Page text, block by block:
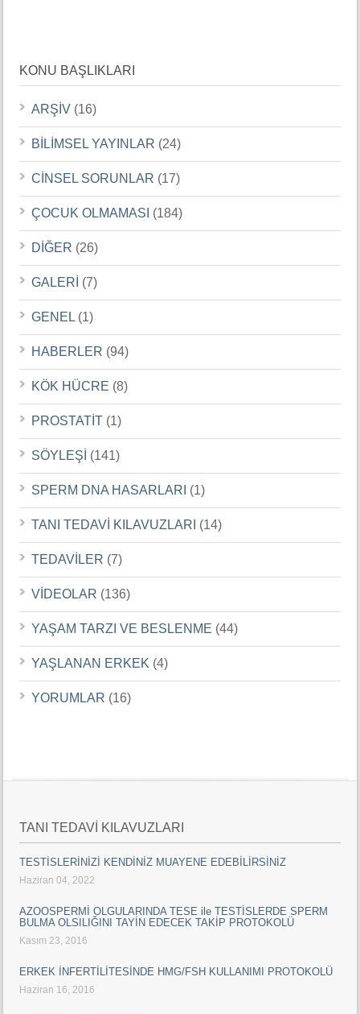
KONU BAŞLIKLARI
ARŞİV (16)
BİLİMSEL YAYINLAR (24)
CİNSEL SORUNLAR (17)
ÇOCUK OLMAMASI (184)
DİĞER (26)
GALERİ (7)
GENEL (1)
HABERLER (94)
KÖK HÜCRE (8)
PROSTATİT (1)
SÖYLEŞİ (141)
SPERM DNA HASARLARI (1)
TANI TEDAVİ KILAVUZLARI (14)
TEDAVİLER (7)
VİDEOLAR (136)
YAŞAM TARZI VE BESLENME (44)
YAŞLANAN ERKEK (4)
YORUMLAR (16)
TANI TEDAVİ KILAVUZLARI
TESTİSLERİNİZİ KENDİNİZ MUAYENE EDEBİLİRSİNİZ
Haziran 04, 2022
AZOOSPERMİ OLGULARINDA TESE ile TESTİSLERDE SPERM
BULMA OLSILIĞINI TAYİN EDECEK TAKİP PROTOKOLÜ
Kasım 23, 2016
ERKEK İNFERTİLİTESİNDE HMG/FSH KULLANIMI PROTOKOLÜ
Haziran 16, 2016